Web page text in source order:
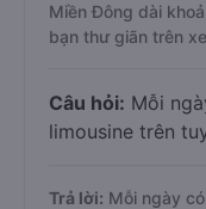
Miền Đông dài
bạn thư giãn trên
Câu hỏi: Mỗi
limousine trên
Trả lời: Mỗi ngày